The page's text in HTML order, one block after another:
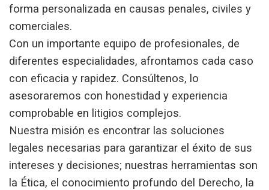
forma personalizada en causas penales, civiles y
comerciales.
Con un importante equipo de profesionales, de
diferentes especialidades, afrontamos cada caso
con eficacia y rapidez. Consúltenos, lo
asesoraremos con honestidad y experiencia
comprobable en litigios complejos.
Nuestra misión es encontrar las soluciones
legales necesarias para garantizar el éxito de sus
intereses y decisiones; nuestras herramientas son
la Ética, el conocimiento profundo del Derecho, la